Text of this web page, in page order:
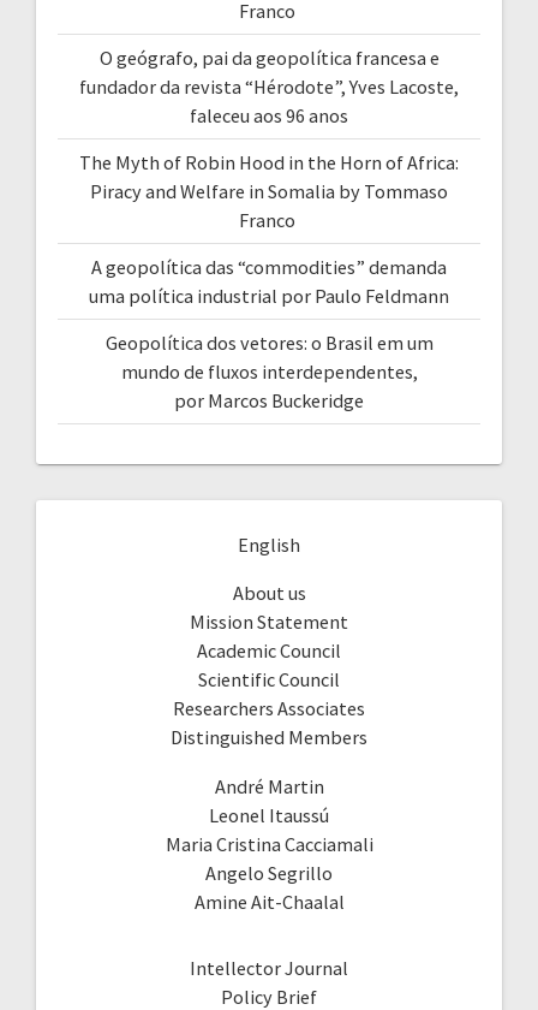
Franco
O geógrafo, pai da geopolítica francesa e
fundador da revista “Hérodote”, Yves Lacoste,
faleceu aos 96 anos
The Myth of Robin Hood in the Horn of Africa:
Piracy and Welfare in Somalia by Tommaso
Franco
A geopolítica das “commodities” demanda
uma política industrial por Paulo Feldmann
Geopolítica dos vetores: o Brasil em um
mundo de fluxos interdependentes,
por Marcos Buckeridge
English
About us
Mission Statement
Academic Council
Scientific Council
Researchers Associates
Distinguished Members
André Martin
Leonel Itaussú
Maria Cristina Cacciamali
Angelo Segrillo
Amine Ait-Chaalal
Intellector Journal
Policy Brief